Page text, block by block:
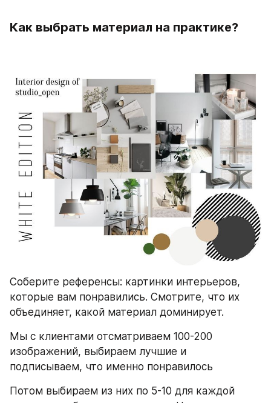
Как выбрать материал на практике?
Соберите референсы: картинки интерьеров,
которые вам понравились. Смотрите, что их
объединяет, какой материал доминирует.
Мы с клиентами отсматриваем 100-200
изображений, выбираем лучшие и
подписываем, что именно понравилось
Потом выбираем из них по 5-10 для каждой